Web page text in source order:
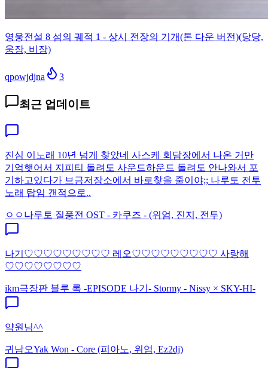
영웅전설 8 섬의 궤적 1 - 상시 전장의 기개(톤 다운 버전)(당당,
웅장, 비장)
qpowjdjna 3
최근 업데이트
진심 이노래 10년 넘게 찾았네 사스케 회담장에서 나온 거만
기억햇어서 지피티 돌려도 사운드하운드 돌려도 안나와서 포
기하고있다가 브금저장소에서 바로찾을 줄이야;; 나루토 전투
노래 탑임 갠적으로..
ㅇㅇ 나루토 질풍전 OST - 카쿠즈 - (위엄, 진지, 전투)
나기♡♡♡♡♡♡♡♡♡ 레오♡♡♡♡♡♡♡♡♡ 사랑해
♡♡♡♡♡♡♡♡
ikm극장판 블루 록 -EPISODE 나기- Stormy - Nissy × SKY-HI-
약원님^^
귀남오Yak Won - Core (피아노, 위엄, Ez2dj)